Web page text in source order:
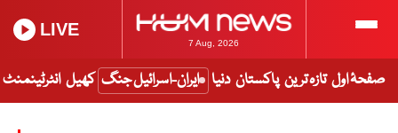
7 Aug, 2026
LIVE
صفحۂ اول تازہ ترین پاکستان دنیا ایران-اسرائیل جنگ کھیل انٹرٹینمنٹ